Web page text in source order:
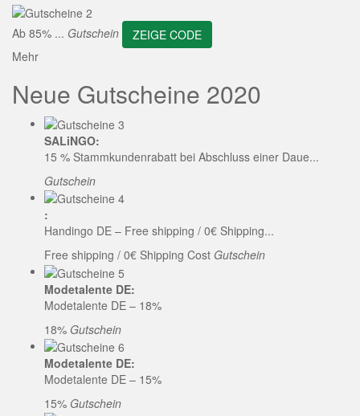
Ab 85% ... Gutschein
ZEIGE CODE
Mehr
Neue Gutscheine 2020
SALiNGO:
15 % Stammkundenrabatt bei Abschluss einer Daue...
Gutschein
:
Handingo DE – Free shipping / 0€ Shipping...
Free shipping / 0€ Shipping Cost Gutschein
Modetalente DE:
Modetalente DE – 18%
18% Gutschein
Modetalente DE:
Modetalente DE – 15%
15% Gutschein